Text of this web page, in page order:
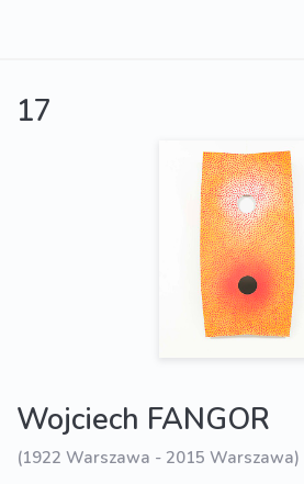
17
Wojciech FANGOR
(1922 Warszawa - 2015 Warszawa)